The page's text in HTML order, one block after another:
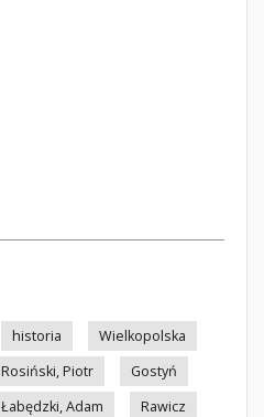
historia
Wielkopolska
Rosiński, Piotr
Gostyń
Łabędzki, Adam Rawicz